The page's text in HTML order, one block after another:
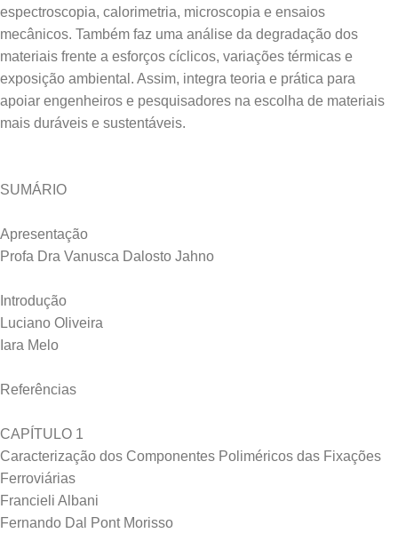
espectroscopia, calorimetria, microscopia e ensaios
mecânicos. Também faz uma análise da degradação dos
materiais frente a esforços cíclicos, variações térmicas e
exposição ambiental. Assim, integra teoria e prática para
apoiar engenheiros e pesquisadores na escolha de materiais
SUMÁRIO
Apresentação
Profa Dra Vanusca Dalosto Jahno
Introdução
Luciano Oliveira
Iara Melo
Referências
CAPÍTULO 1
Caracterização dos Componentes Poliméricos das Fixações
Ferroviárias
Francieli Albani
Fernando Dal Pont Morisso